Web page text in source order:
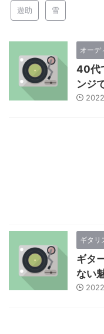
遊助 雪
オーデ
40代
ンジ
ギタリ
ギタ
ない